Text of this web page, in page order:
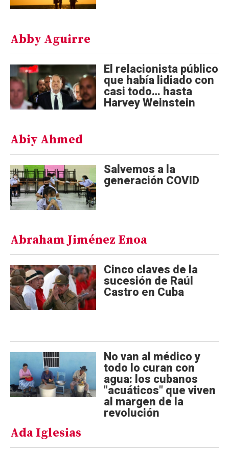
Abby Aguirre
El relacionista público
que había lidiado con
casi todo… hasta
Harvey Weinstein
Abiy Ahmed
Salvemos a la
generación COVID
Abraham Jiménez Enoa
Cinco claves de la
sucesión de Raúl
Castro en Cuba
No van al médico y
todo lo curan con
agua: los cubanos
"acuáticos" que viven
al margen de la
revolución
Ada Iglesias